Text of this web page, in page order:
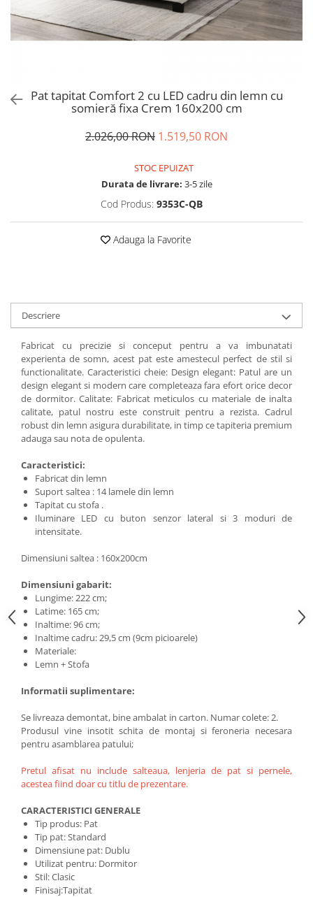
Pat tapitat Comfort 2 cu LED cadru din lemn cu
somieră fixa Crem 160x200 cm
2.026,00 RON 1.519,50 RON
STOC EPUIZAT
Durata de livrare: 3-5 zile
Cod Produs: 9353C-QB
Adauga la Favorite
Descriere
Fabricat cu precizie si conceput pentru a va imbunatati
experienta de somn, acest pat este amestecul perfect de stil si
functionalitate. Caracteristici cheie: Design elegant: Patul are un
design elegant si modern care completeaza fara efort orice decor
de dormitor. Calitate: Fabricat meticulos cu materiale de inalta
calitate, patul nostru este construit pentru a rezista. Cadrul
robust din lemn asigura durabilitate, in timp ce tapiteria premium
adauga sau nota de opulenta.
Caracteristici:
Fabricat din lemn
Suport saltea : 14 lamele din lemn
Tapitat cu stofa .
Iluminare LED cu buton senzor lateral si 3 moduri de
intensitate.
Dimensiuni saltea : 160x200cm
Dimensiuni gabarit:
Lungime: 222 cm;
Latime: 165 cm;
Inaltime: 96 cm;
Inaltime cadru: 29,5 cm (9cm picioarele)
Materiale:
Lemn + Stofa
Informatii suplimentare:
Se livreaza demontat, bine ambalat in carton. Numar colete: 2.
Produsul vine insotit schita de montaj si feroneria necesara
pentru asamblarea patului;
Pretul afisat nu include salteaua, lenjeria de pat si pernele,
acestea fiind doar cu titlu de prezentare.
CARACTERISTICI GENERALE
Tip produs: Pat
Tip pat: Standard
Dimensiune pat: Dublu
Utilizat pentru: Dormitor
Stil: Clasic
Finisaj:Tapitat